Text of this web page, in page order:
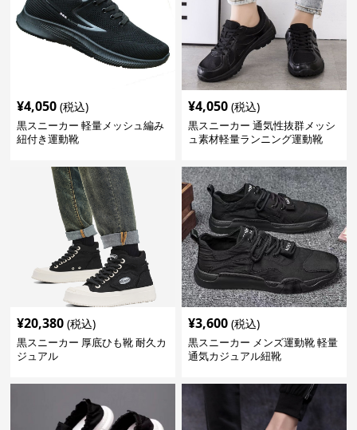
¥4,050 (税込)
黒スニーカー 軽量メッシュ編み
紐付き運動靴
¥4,050 (税込)
黒スニーカー 通気性抜群メッシ
ュ素材軽量ランニング運動靴
¥20,380 (税込)
黒スニーカー 厚底ひも靴 耐久カ
ジュアル
¥3,600 (税込)
黒スニーカー メンズ運動靴 軽量
通気カジュアル紐靴